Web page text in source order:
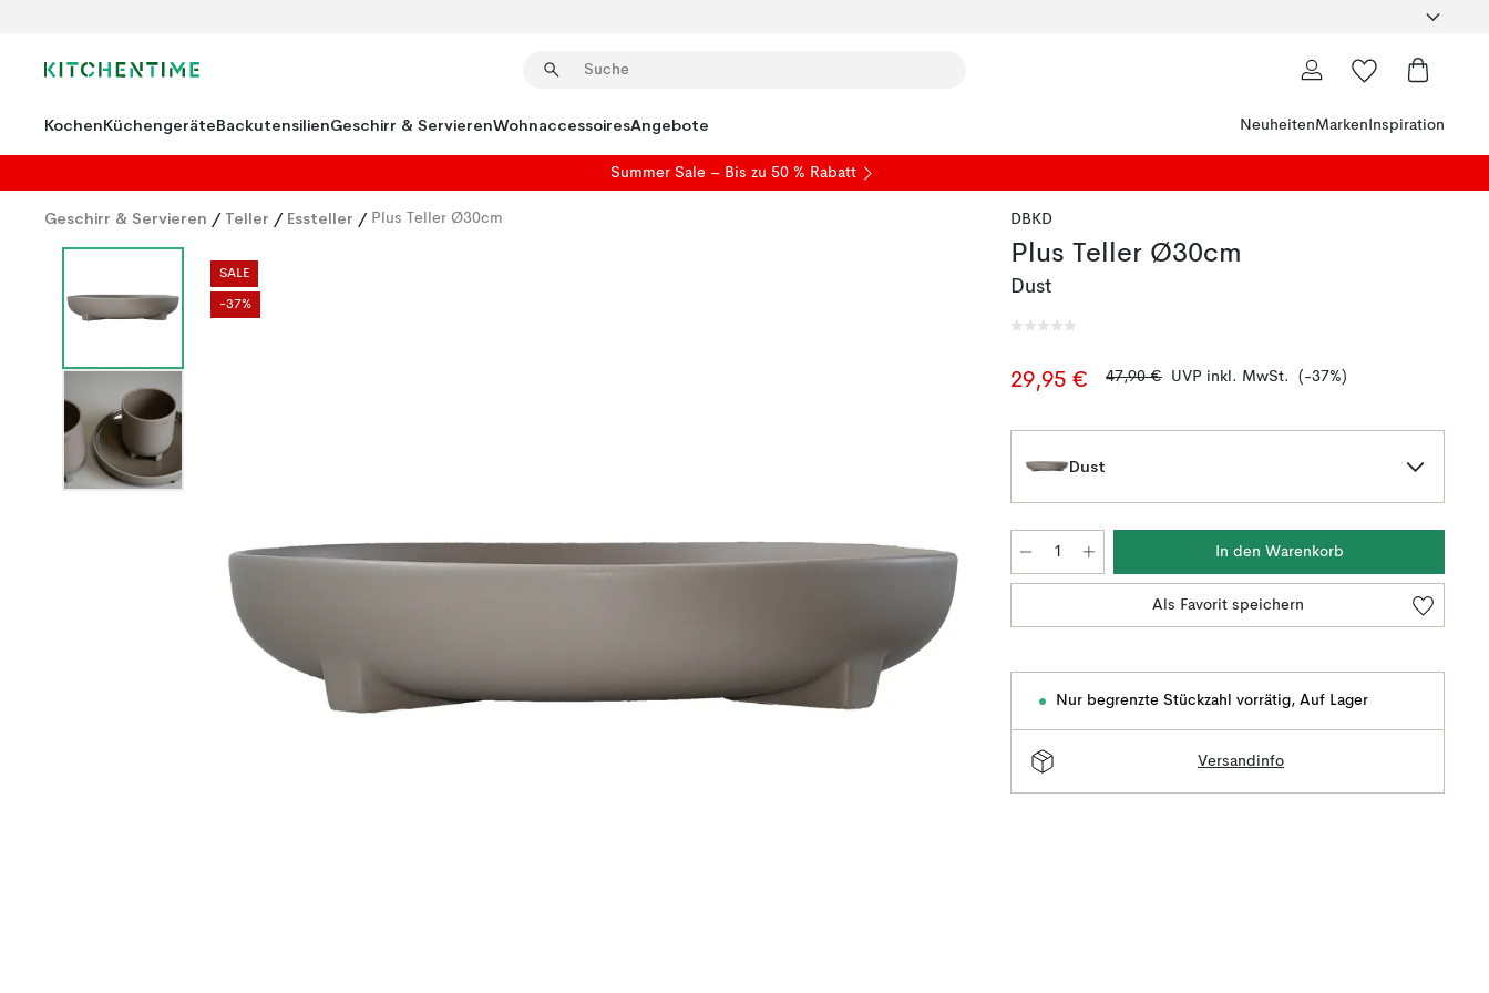
KochenKüchengeräteBackutensilienGeschirr & ServierenWohnaccessoiresAngebote NeuheitenMarken Inspiration
Summer Sale – Bis zu 50 % Rabatt
Geschirr & Servieren / Teller / Essteller / Plus Teller Ø30cm
SALE
-37%
DBKD
Plus Teller Ø30cm
Dust
29,95 € 47,90 € UVP inkl. MwSt. (-37%)
Dust
In den Warenkorb
Als Favorit speichern
Nur begrenzte Stückzahl vorrätig, Auf Lager
Versandinfo